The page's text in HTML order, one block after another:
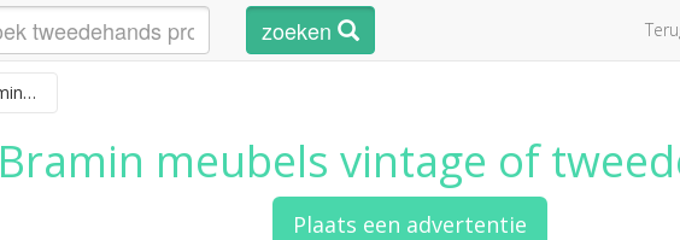
zoeken
Bramin meubels
Bramin meubels vintage of
Plaats een advertentie